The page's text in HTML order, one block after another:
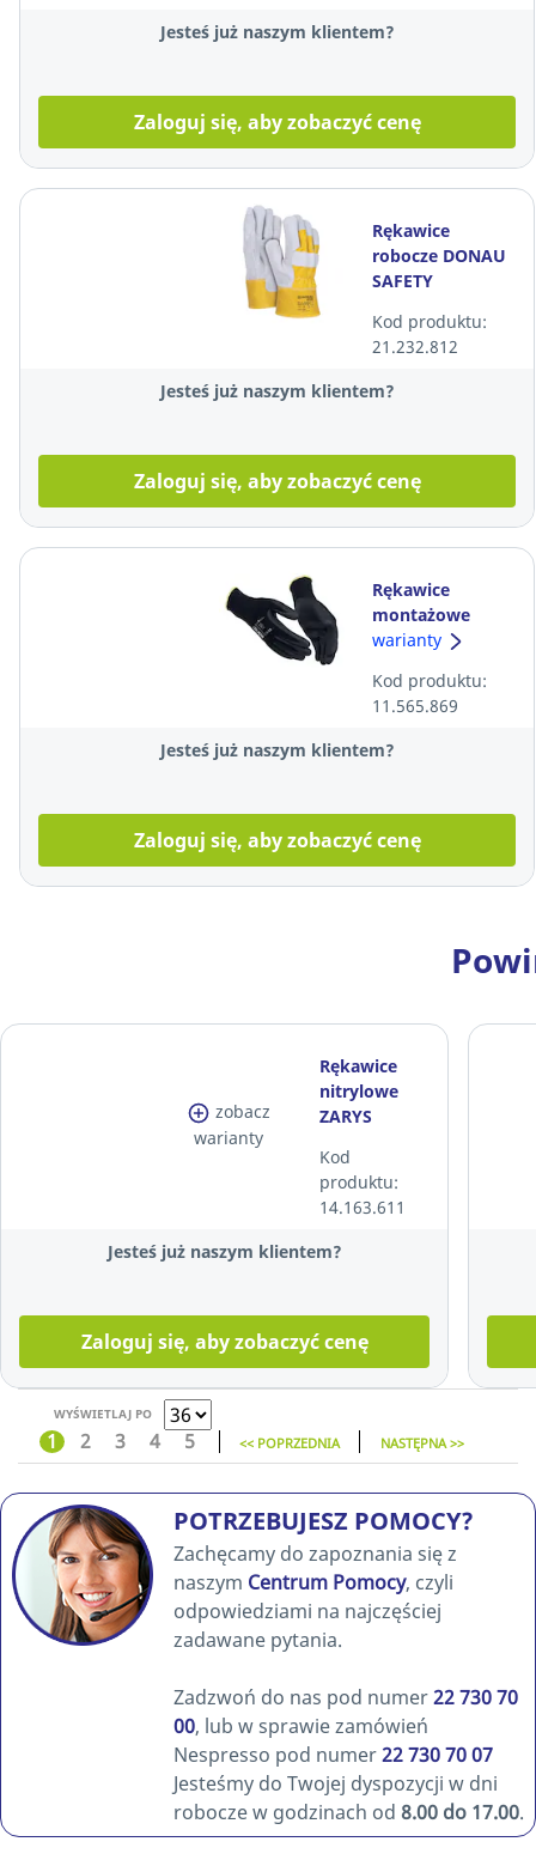
Jesteś już naszym klientem?
Zaloguj się, aby zobaczyć cenę
Rękawice
robocze DONAU
SAFETY
Rozmiar 10,5
Kod produktu:
21.232.812
Jesteś już naszym klientem?
Zaloguj się, aby zobaczyć cenę
Rękawice
montażowe
powleczone
Guide 574, R10,
para
warianty
Kod produktu:
11.565.869
Jesteś już naszym klientem?
Zaloguj się, aby zobaczyć cenę
zobacz
warianty
Rękawice
nitrylowe
ZARYS
NITRILE,
niebieskie,
rozmiar M,
100 sztuk
Kod
produktu:
14.163.611
Jesteś już naszym klientem?
Zaloguj się, aby zobaczyć cenę
WYŚWIETLAJ PO
1 2 3 4 5 << POPRZEDNIA NASTĘPNA >>
POTRZEBUJESZ POMOCY?
Zachęcamy do zapoznania się z
naszym Centrum Pomocy, czyli
odpowiedziami na najczęściej
zadawane pytania.
Zadzwoń do nas pod numer22 730 70
00, lub w sprawie zamówień
Nespresso pod numer22 730 70 07
Jesteśmy do Twojej dyspozycji w dni
robocze w godzinach od 8.00 do 17.00.